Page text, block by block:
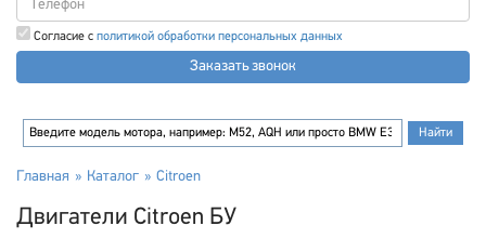
Согласие с политикой обработки персональных данных
Заказать звонок
Главная Каталог Citroen
Двигатели Citroen БУ